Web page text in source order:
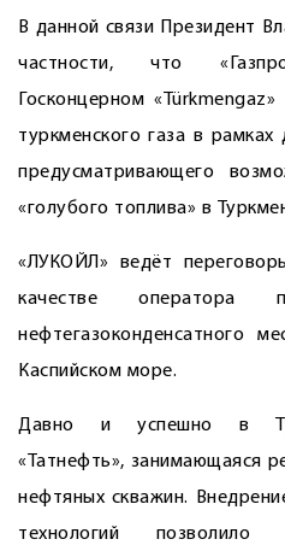
В данной связи Президент
частнос­ти, что
Госконцерном
туркменского газа в рамках
предусматривающего
«голубого топлива» в
«ЛУКОЙЛ» ведёт
качестве оператора
нефтегазоконденсатного
Каспийс­ком море.
Давно и успешно в
«Татнефть», занимающаяся
нефтяных скважин.
технологий позволило